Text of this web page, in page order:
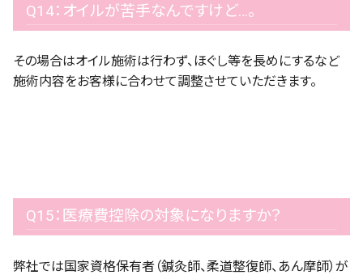
Q14：オイルが苦手なんですけど…。
その場合はオイル施術は行わず、ほぐし等を長めにするなど
施術内容をお客様に合わせて調整させていただきます。
Q15：医療費控除の対象になりますか？
弊社では国家資格保有者（鍼灸師、柔道整復師、あん摩師）が